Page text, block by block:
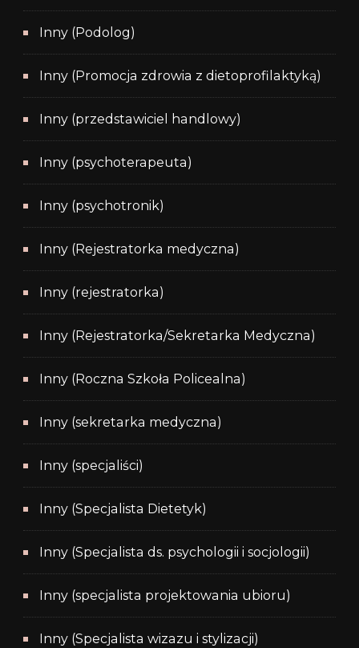
Inny (Podolog)
Inny (Promocja zdrowia z dietoprofilaktyką)
Inny (przedstawiciel handlowy)
Inny (psychoterapeuta)
Inny (psychotronik)
Inny (Rejestratorka medyczna)
Inny (rejestratorka)
Inny (Rejestratorka/Sekretarka Medyczna)
Inny (Roczna Szkoła Policealna)
Inny (sekretarka medyczna)
Inny (specjaliści)
Inny (Specjalista Dietetyk)
Inny (Specjalista ds. psychologii i socjologii)
Inny (specjalista projektowania ubioru)
Inny (Specjalista wizazu i stylizacji)